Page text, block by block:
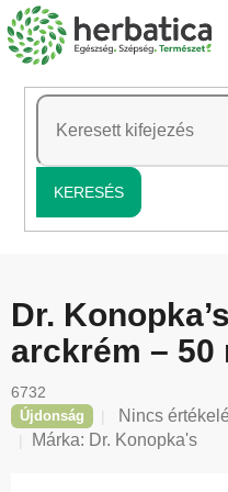
Ugrás
a
tartalomhoz
KERESÉS
Dr.
arckrém – 50
6732
Újdonság
A
termék
Nincs
Márka: Dr. Konopka's